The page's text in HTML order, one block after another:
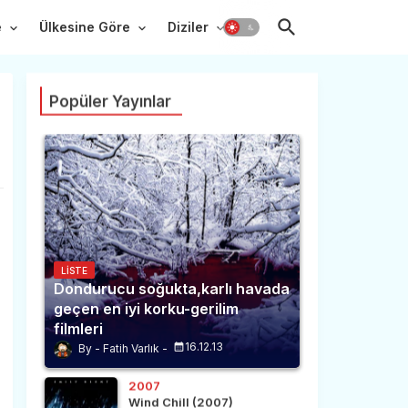
Ülkesine Göre Diziler
Popüler Yayınlar
LISTE
Dondurucu soğukta,karlı havada
geçen en iyi korku-gerilim
filmleri
Fatih Varlık 16.12.13
2007
Wind Chill (2007)